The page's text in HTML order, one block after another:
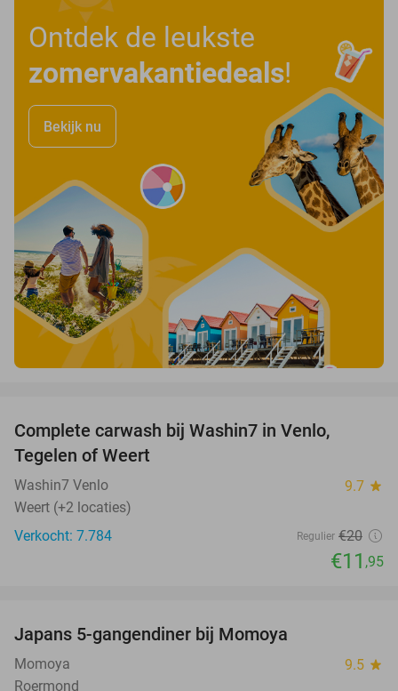
Ontdek de leukste
zomervakantiedeals!
Bekijk nu
Complete carwash bij Washin7 in Venlo,
Tegelen of Weert
Washin7 Venlo 9.7 star
Weert (+2 locaties)
Verkocht: 7.784
Regulier €20
€11 ,95
Japans 5-gangendiner bij Momoya
Momoya 9.5 star
Roermond